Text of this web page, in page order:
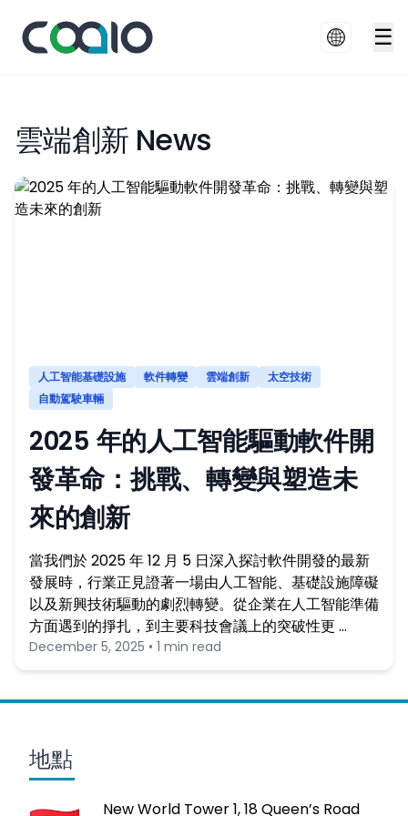
☰
雲端創新 News
人工智能基礎設施 軟件轉變 雲端創新
太空技術
自動駕駛車輛
2025 年的人工智能驅動軟件開
發革命：挑戰、轉變與塑造未
來的創新
當我們於 2025 年 12 月 5 日深入探討軟件開發的最新
發展時，行業正見證著一場由人工智能、基礎設施障礙
以及新興技術驅動的劇烈轉變。從企業在人工智能準備
方面遇到的掙扎，到主要科技會議上的突破性更 …
December 5, 2025 • 1 min read
地點
New World Tower 1, 18 Queen’s Road